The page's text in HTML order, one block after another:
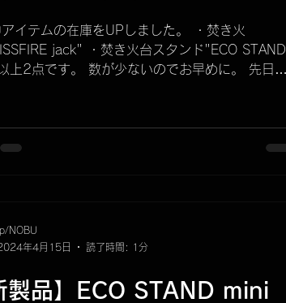
ンテナンス 廃盤商品 ARISSFIRE
イテムの在庫をUPしました。 ・焚き火
jack" ・焚き火台スタンド"ECO STAND
上2点です。 数が少ないのでお早めに。 先日在
機会にご検討ください。
製品】ECO STAND mini
NOBU
年4月15日
読了時間: 1分